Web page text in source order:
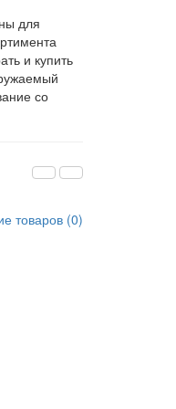
для
и купить
со
товаров (0)